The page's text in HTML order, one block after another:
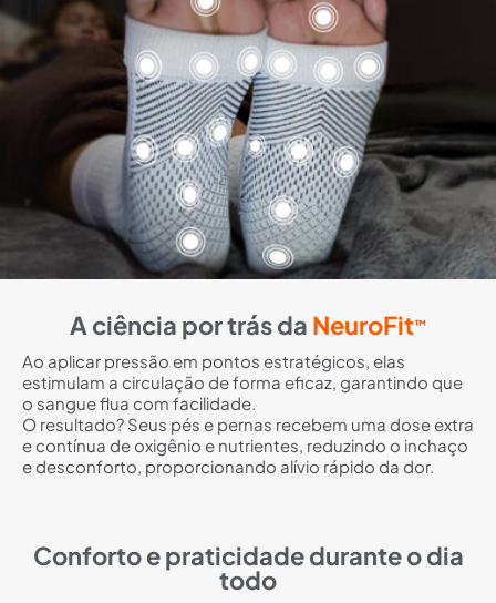
A ciência por trás da NeuroFit™
Ao aplicar pressão em pontos estratégicos, elas
estimulam a circulação de forma eficaz, garantindo que
o sangue flua com facilidade.
O resultado? Seus pés e pernas recebem uma dose extra
e contínua de oxigênio e nutrientes, reduzindo o inchaço
e desconforto, proporcionando alívio rápido da dor.
Conforto e praticidade durante o dia
todo